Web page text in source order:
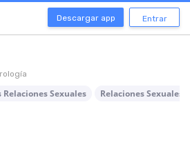
Descargar app Entrar
Sexuales Relaciones Sexuales